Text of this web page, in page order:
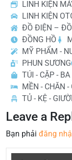
LINH KIỆN
LINH KIỆN
ĐỒ ĐIỆN – ĐỒ
ĐỒNG HỒ
MỸ PHẨM -
PHUN SƯƠNG
TÚI - CẶP -
MỀN - CHĂN -
TỦ - KỆ -
Leave a
Bạn phải đăng